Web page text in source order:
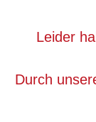
Leider
Durch